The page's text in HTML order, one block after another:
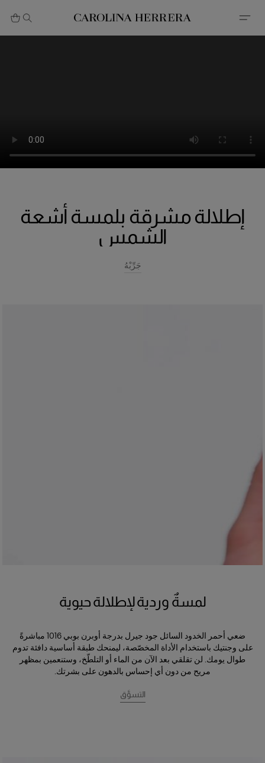
بيان إمكانية الوصول (الرابط)
إطلالة مشرقة بلمسة أشعة
الشمس
جَرِّبْهُ
لمسةٌ وردية لإطلالة حيوية
ضعي أحمر الخدود السائل جود جيرل بدرجة أوبرن بوبي 1016 مباشرةً
على وجنتيك باستخدام الأداة المخصّصة، ليمنحك طبقة أساسية دافئة تدوم
طوال يومك. لن تقلقي بعد الآن من الماء أو التلطّخ، وستنعمين بمظهر
مريح من دون أي إحساس بالدهون على بشرتك.
التسوَّق